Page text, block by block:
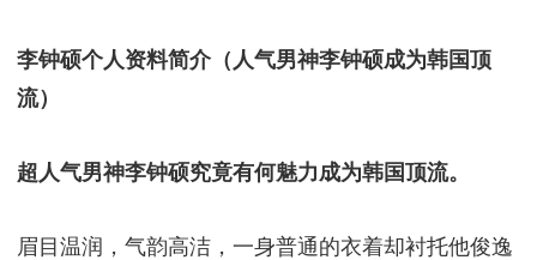
李钟硕个人资料简介（人气男神李钟硕成为韩国顶
流）
超人气男神李钟硕究竟有何魅力成为韩国顶流。
眉目温润，气韵高洁，一身普通的衣着却衬托他俊逸